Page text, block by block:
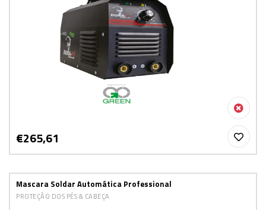
€265,61
Mascara Soldar Automática Professional
PROTEÇÃO DOS PÉS & CABEÇA